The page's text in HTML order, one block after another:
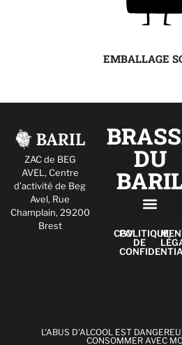
EMBALLAGE
ZAC de BEG
AVEL, Centre
d’activité de Beg
Avel, Rue
Champlain, 29200
Brest
DU
CGV
POLITIQUE
DE
L'ABUS D'ALCOOL EST
CONSOMMER AVEC